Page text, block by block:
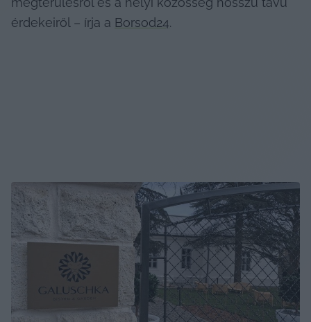
érdekeiről – írja a Borsod24.